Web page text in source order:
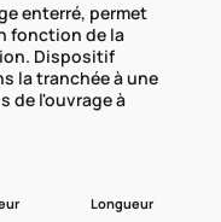
enterré, permet
fonction de la
Dispositif
la tranchée à une
de l'ouvrage à
Longueur